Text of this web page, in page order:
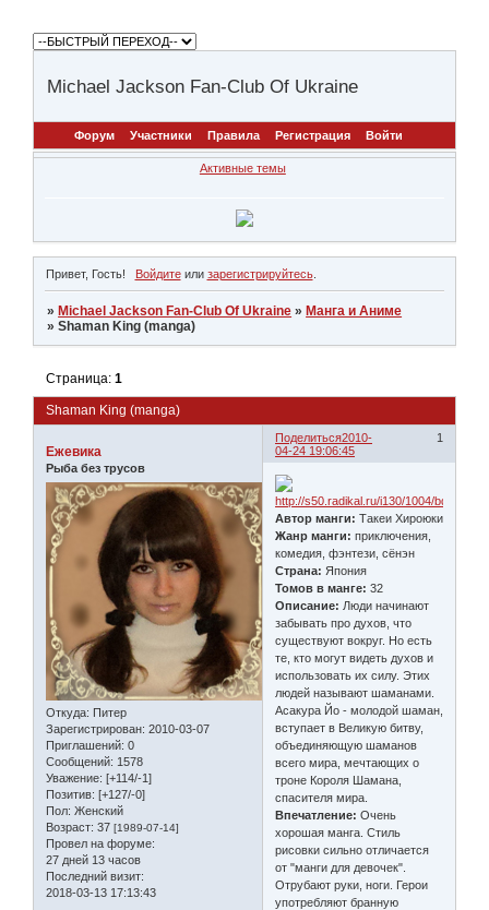
Michael Jackson Fan-Club Of Ukraine
Форум Участники Правила Регистрация Войти
Активные темы
Привет, Гость! Войдитеили зарегистрируйтесь.
» Michael Jackson Fan-Club Of Ukraine » Манга и Аниме
»Shaman King (manga)
Shaman King (manga)
Страница:1
Поделиться 1
2010-
04-24 19:06:45
Ежевика
Рыба без трусов
Откуда: Питер
Зарегистрирован: 2010-03-07
Приглашений: 0
Сообщений: 1578
Уважение: [+114/-1]
Позитив: [+127/-0]
Пол: Женский
Возраст: 37 [1989-07-14]
Провел на форуме:
27 дней 13 часов
Последний визит:
2018-03-13 17:13:43
Автор манги: Такеи Хироюки
Жанр манги: приключения,
комедия, фэнтези, сёнэн
Страна: Япония
Томов в манге: 32
Описание: Люди начинают
забывать про духов, что
существуют вокруг. Но есть
те, кто могут видеть духов и
использовать их силу. Этих
людей называют шаманами.
Асакура Йо - молодой шаман,
вступает в Великую битву,
объединяющую шаманов
всего мира, мечтающих о
троне Короля Шамана,
спасителя мира.
Впечатление: Очень
хорошая манга. Стиль
рисовки сильно отличается
от "манги для девочек".
Отрубают руки, ноги. Герои
употребляют бранную